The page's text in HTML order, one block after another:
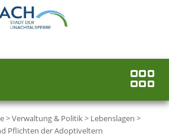
>Verwaltung & Politik> Lebenslagen >
Pflichten der Adoptiveltern